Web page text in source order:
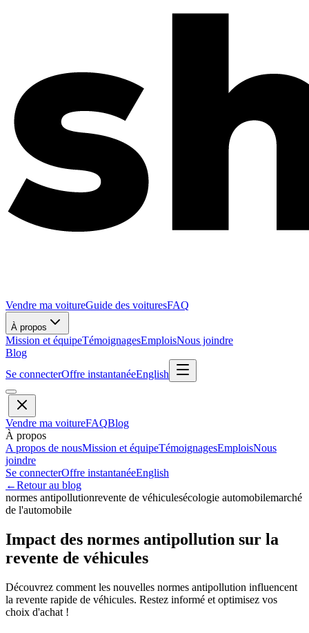
Vendre ma voitureGuide des voituresFAQ
À propos
Mission et équipeTémoignagesEmploisNous joindre
Blog
Se connecterOffre instantanéeEnglish
Vendre ma voitureFAQBlog
À propos
A propos de nousMission et équipeTémoignagesEmploisNous
joindre
Se connecterOffre instantanéeEnglish
←Retour au blog
normes antipollutionrevente de véhiculesécologie automobilemarché
de l'automobile
Impact des normes antipollution sur la
revente de véhicules
Découvrez comment les nouvelles normes antipollution influencent
la revente rapide de véhicules. Restez informé et optimisez vos
choix d'achat !